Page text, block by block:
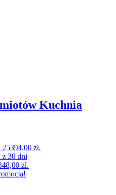
Kuchnia
zł.
z 30 dni
zł.